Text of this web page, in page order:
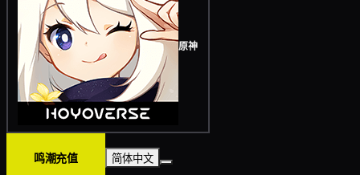
原神
鸣潮充值 简体中文